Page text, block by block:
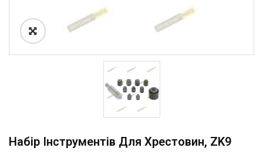
Набір Інструментів Для Хрестовин, ZK9